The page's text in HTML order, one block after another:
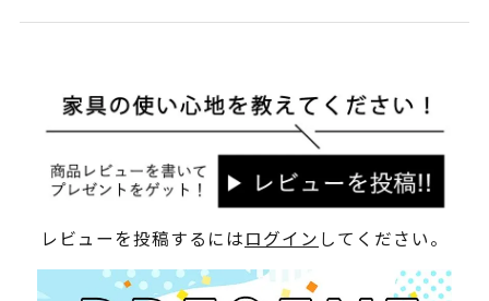
レビューを投稿するにはログイン してください。